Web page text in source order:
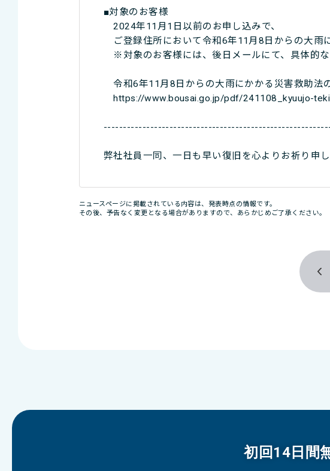
■対象のお客様
2024年11月1日以前のお申し込みで、
ご登録住所において令和6年11月8日からの大雨
※対象のお客様には、後日メールにて、具体的
令和6年11月8日からの大雨にかかる災害救助法
https://www.bousai.go.jp/pdf/241108_kyuujo-
弊社社員一同、一日も早い復旧を心よりお祈り申し
ニュースページに掲載されている内容は、発表時点の情報です。
その後、予告なく変更となる場合がありますので、あらかじめご了承ください。
初回14日間